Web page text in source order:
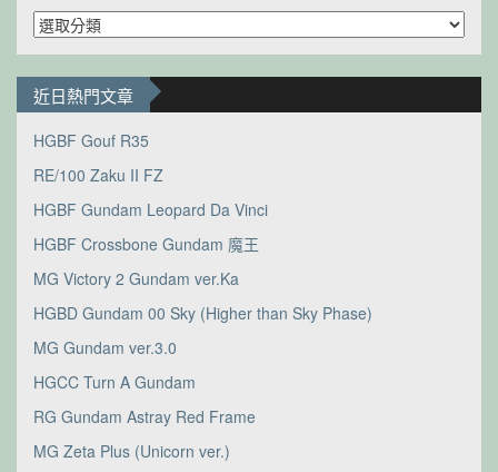
分
類
近日熱門文章
HGBF Gouf R35
RE/100 Zaku II FZ
HGBF Gundam Leopard Da Vinci
HGBF Crossbone Gundam 魔王
MG Victory 2 Gundam ver.Ka
HGBD Gundam 00 Sky (Higher than Sky Phase)
MG Gundam ver.3.0
HGCC Turn A Gundam
RG Gundam Astray Red Frame
MG Zeta Plus (Unicorn ver.)